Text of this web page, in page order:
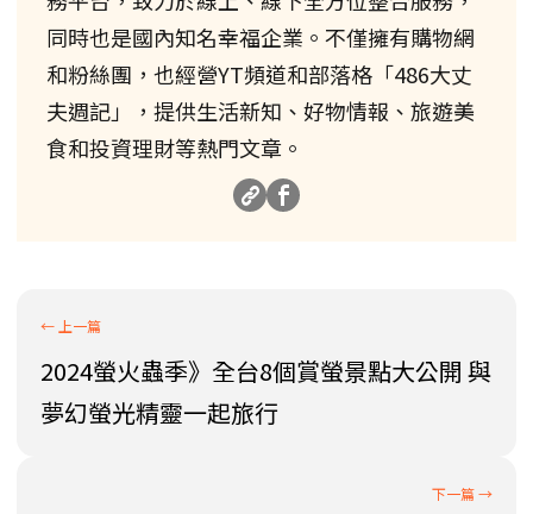
同時也是國內知名幸福企業。不僅擁有購物網
和粉絲團，也經營YT頻道和部落格「486大丈
夫週記」，提供生活新知、好物情報、旅遊美
食和投資理財等熱門文章。
2024螢火蟲季》全台8個賞螢景點大公開 與
夢幻螢光精靈一起旅行